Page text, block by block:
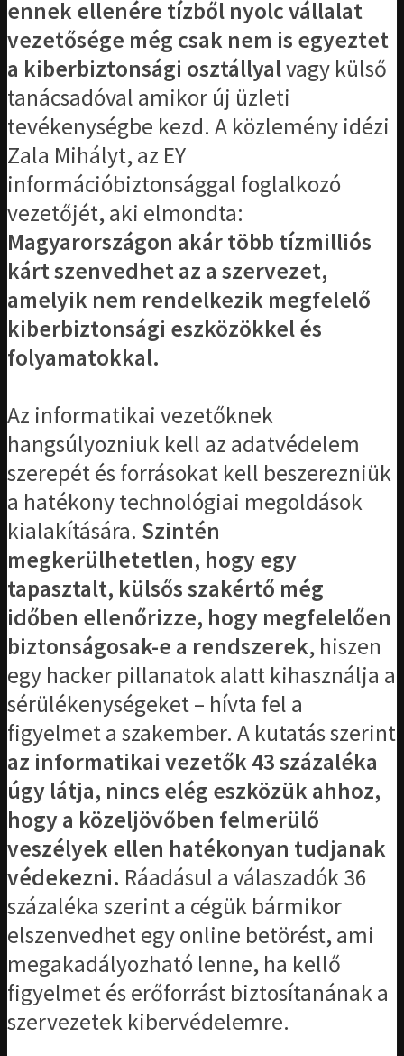
ennek ellenére tízből nyolc vállalat
vezetősége még csak nem is egyeztet
a kiberbiztonsági osztállyalvagy külső
tanácsadóval amikor új üzleti
tevékenységbe kezd. A közlemény idézi
Zala Mihályt, az EY
információbiztonsággal foglalkozó
vezetőjét, aki elmondta:
Magyarországon akár több tízmilliós
kárt szenvedhet az a szervezet,
amelyik nem rendelkezik megfelelő
kiberbiztonsági eszközökkel és
folyamatokkal.
Az informatikai vezetőknek
hangsúlyozniuk kell az adatvédelem
szerepét és forrásokat kell beszerezniük
a hatékony technológiai megoldások
kialakítására. Szintén
megkerülhetetlen, hogy egy
tapasztalt, külsős szakértő még
időben ellenőrizze, hogy megfelelően
biztonságosak-e a rendszerek, hiszen
egy hacker pillanatok alatt kihasználja a
sérülékenységeket – hívta fel a
figyelmet a szakember. A kutatás szerint
az informatikai vezetők 43 százaléka
úgy látja, nincs elég eszközük ahhoz,
hogy a közeljövőben felmerülő
veszélyek ellen hatékonyan tudjanak
védekezni. Ráadásul a válaszadók 36
százaléka szerint a cégük bármikor
elszenvedhet egy online betörést, ami
megakadályozható lenne, ha kellő
figyelmet és erőforrást biztosítanának a
szervezetek kibervédelemre.